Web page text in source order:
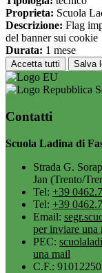
Proprieta: Scuola
Descrizione: Flag
del banner sui cookie
Durata: 1 mese
Accetta tutti Salva
Contatti
Scuola Ladina di
Strada G.
Jan (Trento/
Tel: +39
Tel: +39
Email:
per inviare una
PEC:
una mail
C.F.: